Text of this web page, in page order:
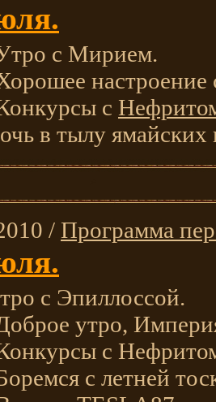
с Мирием.
настроение
с
в тылу ямайских
/ Программа
с Эпиллоссой.
утро,
с
с летней